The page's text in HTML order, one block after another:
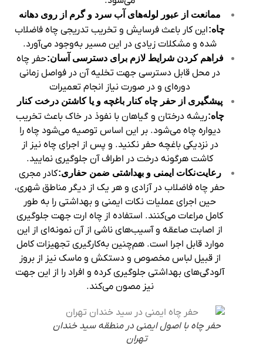
ممانعت از عبور لوله‌های آب سرد و گرم از روی دهانه
چاه:این کار باعث فرسایش و تخریب تدریجی چاه فاضلاب
شده و مشکلات زیادی در این مسیر به‌وجود می‌آورد.
فراهم کردن شرایط لازم برای دسترسی آسان:حفر چاه
در محل قابل دسترسی جهت تخلیه آن در فواصل زمانی
دوره‌ای و در صورت نیاز انجام تعمیرات
پیشگیری از حفر چاه کنار باغچه و یا کاشتن درخت کنار
چاه:ریشه درختان و گیاهان با نفوذ در خاک باعث تخریب
دیواره چاه می‌شود. بر این اساس توصیه می‌شود چاه را
در نزدیکی باغچه حفر نکنید. و پس از اجرای چاه نیز از
کاشت هرگونه درخت در اطراف آن جلوگیری نمایید.
رعایتنکات ایمنی و بهداشتی ضمن حفاری:کادر مجری
حفر چاه فاضلاب در آزادی و هر یک از دیگر مناطق شهری،
حین اجرای عملیات نکات ایمنی و بهداشتی را به طور
کامل مراعات می‌کنند. استفاده از چاه ارت جهت جلوگیری
از اصابت صاعقه و آسیب‌های ناشی از آن نمونه‌‌ای از این
موارد قابل اجرا است. هم‌چنین به‌کارگیری تجهیزات کامل
از قبیل لباس مخصوص و دستکش و ماسک نیز از بروز
آلودگی‌های بهداشتی جلوگیری کرده و افراد را از این جهت
نیز مصون می‌کند.
حفر چاه با اصول ایمنی در منطقه سید خندان
تهران